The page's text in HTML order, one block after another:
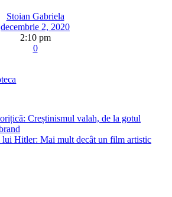
Stoian Gabriela
decembrie 2, 2020
2:10 pm
0
Creștinismul valah, de la gotul
Hitler: Mai mult decât un film artistic